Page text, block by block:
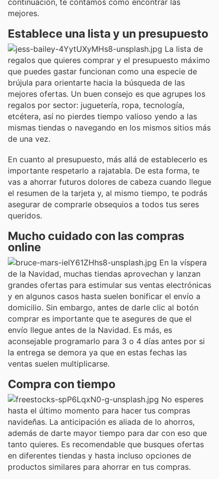
mejores.
Establece una lista y un presupuesto
La lista de
regalos que quieres comprar y el presupuesto máximo
que puedes gastar funcionan como una especie de
brújula para orientarte hacia la búsqueda de las
mejores ofertas. Un buen consejo es que agrupes los
regalos por sector: juguetería, ropa, tecnología,
etcétera, así no pierdes tiempo valioso yendo a las
mismas tiendas o navegando en los mismos sitios más
de una vez.
En cuanto al presupuesto, más allá de establecerlo es
importante respetarlo a rajatabla. De esta forma, te
vas a ahorrar futuros dolores de cabeza cuando llegue
el resumen de la tarjeta y, al mismo tiempo, te podrás
asegurar de comprarle obsequios a todos tus seres
queridos.
Mucho cuidado con las compras
online
En la víspera
de la Navidad, muchas tiendas aprovechan y lanzan
grandes ofertas para estimular sus ventas electrónicas
y en algunos casos hasta suelen bonificar el envío a
domicilio. Sin embargo, antes de darle clic al botón
comprar es importante que te asegures de que el
envío llegue antes de la Navidad. Es más, es
aconsejable programarlo para 3 o 4 días antes por si
la entrega se demora ya que en estas fechas las
ventas suelen multiplicarse.
Compra con tiempo
No esperes
hasta el último momento para hacer tus compras
navideñas. La anticipación es aliada de lo ahorros,
además de darte mayor tiempo para dar con eso que
tanto quieres. Es recomendable que busques ofertas
en diferentes tiendas y hasta incluso opciones de
productos similares para ahorrar en tus compras.